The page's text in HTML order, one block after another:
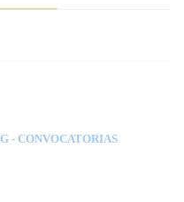
- CONVOCATORIAS